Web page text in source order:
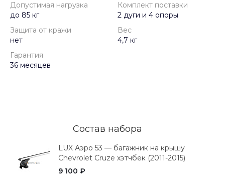
Допустимая нагрузка
до 85 кг
Комплект поставки
2 дуги и 4 опоры
Защита от кражи
нет
Вес
4,7 кг
Гарантия
36 месяцев
Состав набора
LUX Аэро 53 — багажник на крышу
Chevrolet Cruze хэтчбек (2011-2015)
9 100 ₽